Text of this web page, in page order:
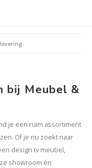
bij Meubel &
je een ruim assortiment
Of je nu zoekt naar
design tv meubel,
showroom én